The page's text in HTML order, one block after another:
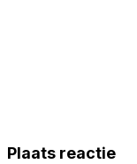
Plaats reactie